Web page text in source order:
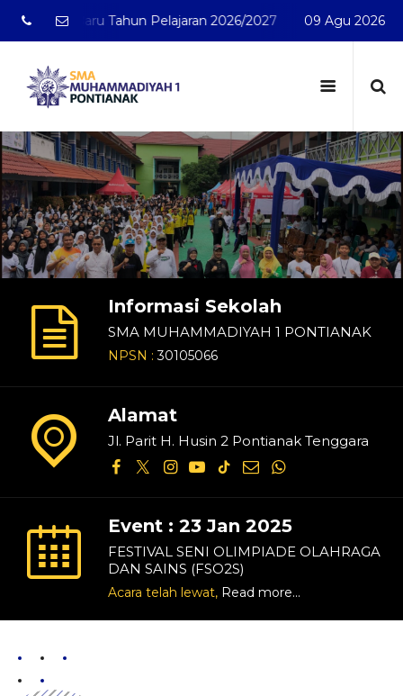
Pelajaran 2026/2027 SMA Muhammadiyah 109 Agu 2026
Informasi Sekolah
SMA MUHAMMADIYAH 1 PONTIANAK
NPSN :30105066
Alamat
Jl. Parit H. Husin 2 Pontianak Tenggara
Event : 23 Jan 2025
FESTIVAL SENI OLIMPIADE OLAHRAGA
DAN SAINS (FSO2S)
Acara telah lewat, Read more...